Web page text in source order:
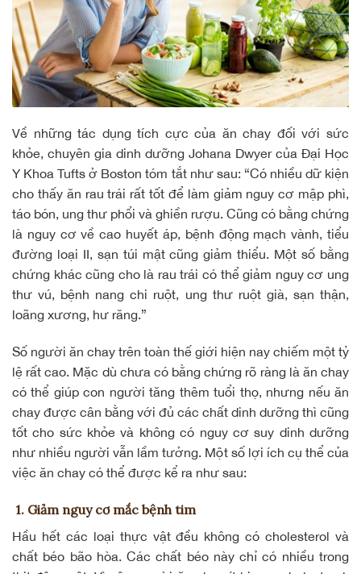
Về những tác dụng tích cực của ăn chay đối với sức
khỏe, chuyên gia dinh dưỡng Johana Dwyer của Đại Học
Y Khoa Tufts ở Boston tóm tắt như sau: “Có nhiều dữ kiện
cho thấy ăn rau trái rất tốt để làm giảm nguy cơ mập phì,
táo bón, ung thư phổi và ghiền rượu. Cũng có bằng chứng
là nguy cơ về cao huyết áp, bệnh động mạch vành, tiểu
đường loại II, sạn túi mật cũng giảm thiểu. Một số bằng
chứng khác cũng cho là rau trái có thể giảm nguy cơ ung
thư vú, bệnh nang chi ruột, ung thư ruột già, sạn thận,
loãng xương, hư răng.”
Số người ăn chay trên toàn thế giới hiện nay chiếm một tỷ
lệ rất cao. Mặc dù chưa có bằng chứng rõ ràng là ăn chay
có thể giúp con người tăng thêm tuổi thọ, nhưng nếu ăn
chay được cân bằng với đủ các chất dinh dưỡng thì cũng
tốt cho sức khỏe và không có nguy cơ suy dinh dưỡng
như nhiều người vẫn lầm tưởng. Một số lợi ích cụ thể của
việc ăn chay có thể được kể ra như sau:
1. Giảm nguy cơ mắc bệnh tim
Hầu hết các loại thực vật đều không có cholesterol và
chất béo bão hòa. Các chất béo này chỉ có nhiều trong